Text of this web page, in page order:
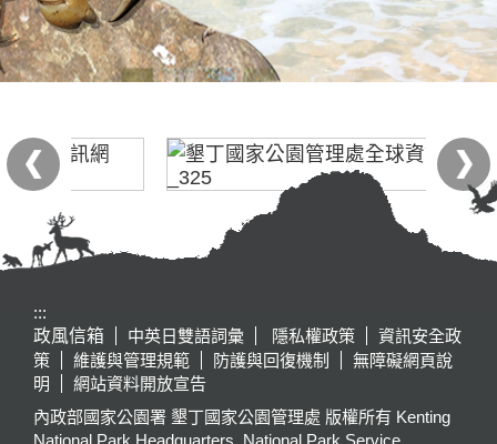
:::
政風信箱
中英日雙語詞彙 隱私權政策
資訊安全政
策
維護與管理規範 防護與回復機制
無障礙網頁說
明
網站資料開放宣告
內政部國家公園署 墾丁國家公園管理處 版權所有 Kenting
National Park Headquarters, National Park Service,